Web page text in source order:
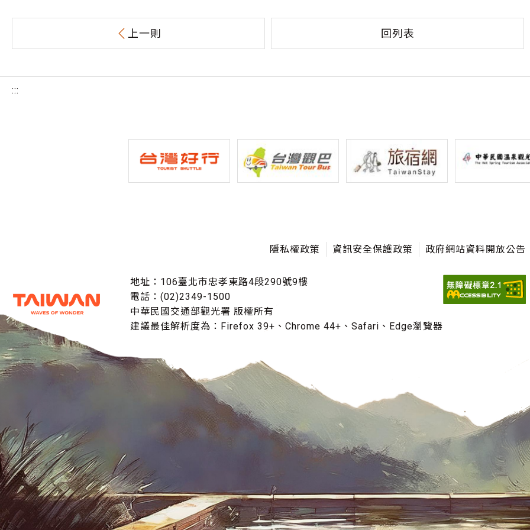
上一則 回列表
:::
隱私權政策 資訊安全保護政策 政府網站資料開放公告
地址：106臺北市忠孝東路4段290號9樓
電話：(02)2349-1500
中華民國交通部觀光署 版權所有
建議最佳解析度為：Firefox 39+、Chrome 44+、Safari、Edge瀏覽器